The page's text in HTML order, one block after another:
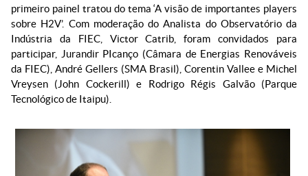
primeiro painel tratou do tema ‘A visão de importantes players
sobre H2V’. Com moderação do Analista do Observatório da
Indústria da FIEC, Victor Catrib, foram convidados para
participar, Jurandir PIcanço (Câmara de Energias Renováveis
da FIEC), André Gellers (SMA Brasil), Corentin Vallee e Michel
Vreysen (John Cockerill) e Rodrigo Régis Galvão (Parque
Tecnológico de Itaipu).